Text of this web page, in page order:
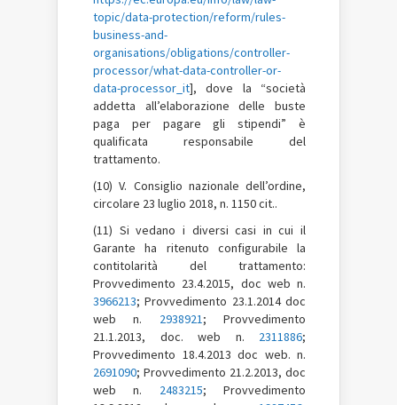
topic/data-protection/reform/rules-
business-and-
organisations/obligations/controller-
processor/what-data-controller-or-
data-processor_it], dove la “società
addetta all’elaborazione delle buste
paga per pagare gli stipendi” è
qualificata responsabile del
trattamento.
(10) V. Consiglio nazionale dell’ordine,
circolare 23 luglio 2018, n. 1150 cit..
(11) Si vedano i diversi casi in cui il
Garante ha ritenuto configurabile la
contitolarità del trattamento:
Provvedimento 23.4.2015, doc web n.
3966213; Provvedimento 23.1.2014 doc
web n. 2938921 ; Provvedimento
21.1.2013, doc. web n. 2311886;
Provvedimento 18.4.2013 doc web. n.
2691090; Provvedimento 21.2.2013, doc
web n. 2483215; Provvedimento